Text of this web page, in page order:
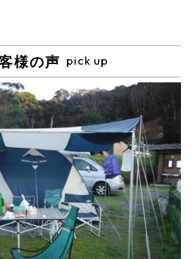
様の声 pick up